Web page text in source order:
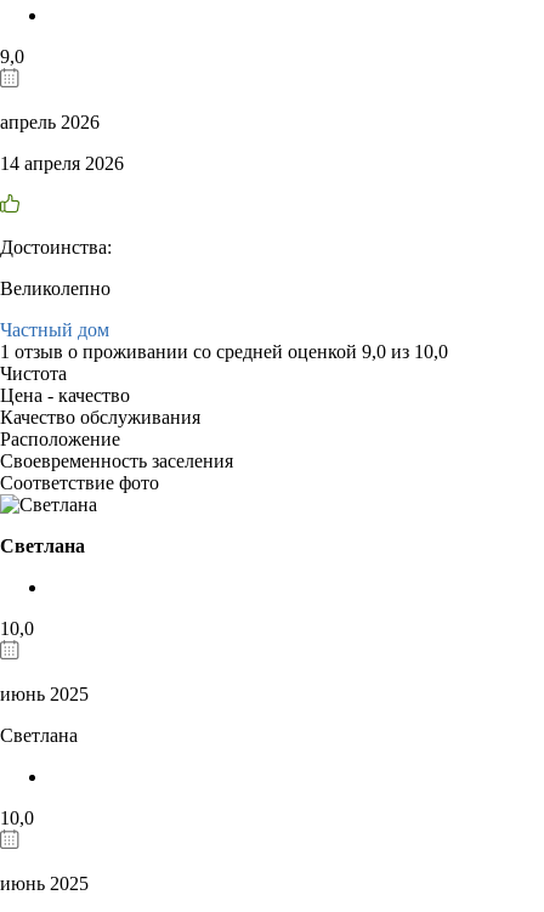
9,0
апрель 2026
14 апреля 2026
Достоинства:
Великолепно
Частный дом
1 отзыв о проживании со средней оценкой 9,0 из 10,0
Чистота
Цена - качество
Качество обслуживания
Расположение
Своевременность заселения
Соответствие фото
Светлана
10,0
июнь 2025
Светлана
10,0
июнь 2025